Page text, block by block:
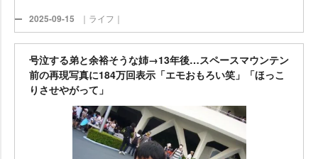
2025-09-15 ｜ライフ｜
号泣する弟と余裕そうな姉→13年後…スペースマウンテン
前の再現写真に184万回表示「エモおもろい笑」「ほっこ
りさせやがって」